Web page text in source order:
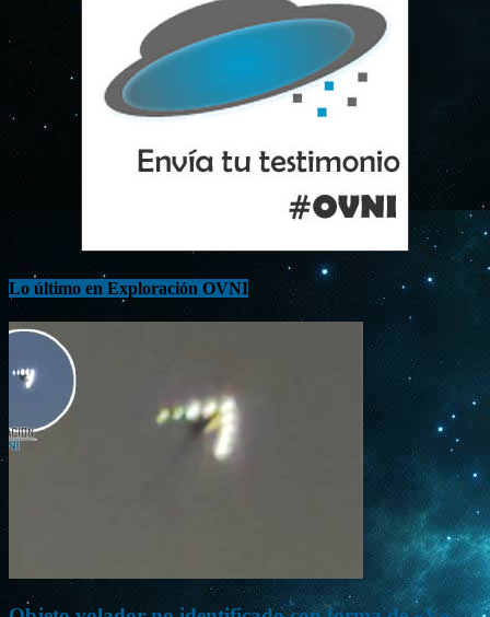
Lo último en Exploración OVNI